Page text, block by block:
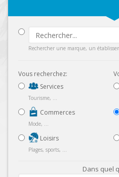
Rechercher une marque, un
Vous recherchez:
Services
Tourisme, ...
Commerces
Mode, ...
Loisirs
Plages, sports, ...
Dans quel